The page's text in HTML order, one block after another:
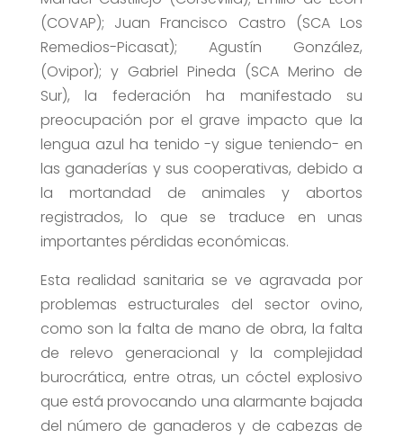
(COVAP); Juan Francisco Castro (SCA Los
Remedios-Picasat); Agustín González,
(Ovipor); y Gabriel Pineda (SCA Merino de
Sur), la federación ha manifestado su
preocupación por el grave impacto que la
lengua azul ha tenido -y sigue teniendo- en
las ganaderías y sus cooperativas, debido a
la mortandad de animales y abortos
registrados, lo que se traduce en unas
importantes pérdidas económicas.
Esta realidad sanitaria se ve agravada por
problemas estructurales del sector ovino,
como son la falta de mano de obra, la falta
de relevo generacional y la complejidad
burocrática, entre otras, un cóctel explosivo
que está provocando una alarmante bajada
del número de ganaderos y de cabezas de